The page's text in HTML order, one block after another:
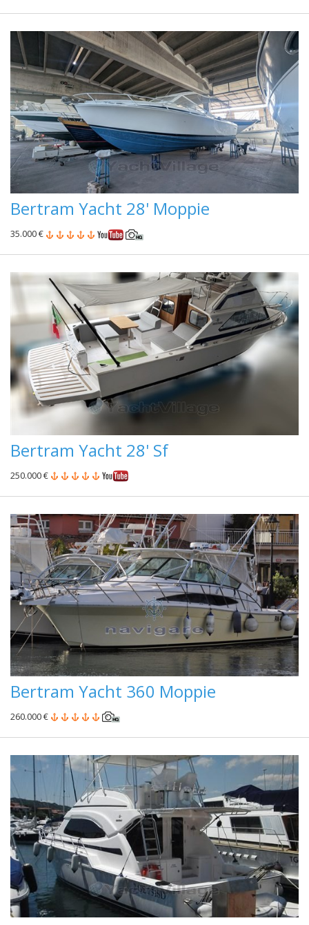
Bertram Yacht 28' Moppie
35.000 €
Bertram Yacht 28' Sf
250.000 €
Bertram Yacht 360 Moppie
260.000 €